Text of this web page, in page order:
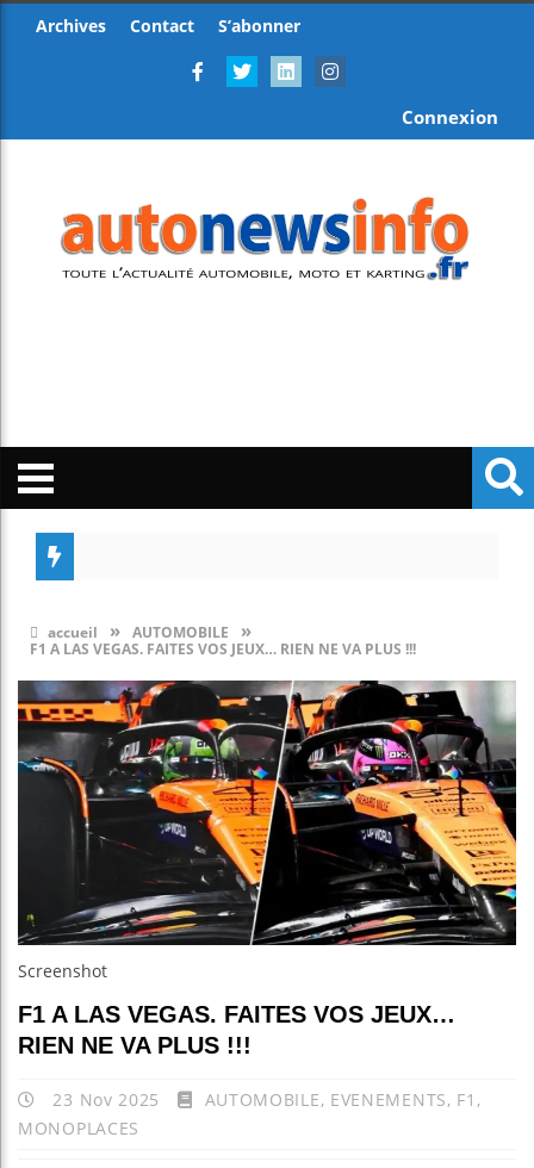
Archives Contact S’abonner
Connexion
accueil » AUTOMOBILE »
F1 A LAS VEGAS. FAITES VOS JEUX… RIEN NE VA PLUS !!!
Screenshot
F1 A LAS VEGAS. FAITES VOS JEUX…
RIEN NE VA PLUS !!!
23 Nov 2025 AUTOMOBILE, EVENEMENTS, F1 ,
MONOPLACES